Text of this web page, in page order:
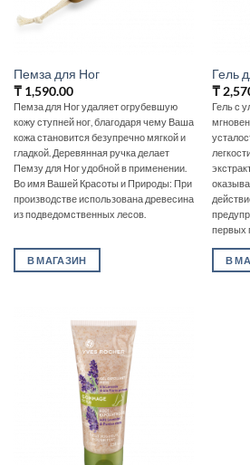
Пемза для Ног
₸1,590.00
Пемза для Ног удаляет огрубевшую
кожу ступней ног, благодаря чему Ваша
кожа становится безупречно мягкой и
гладкой. Деревянная ручка делает
Пемзу для Ног удобной в применении.
Во имя Вашей Красоты и Природы: При
производстве использована древесина
из подведомственных лесов.
В МАГАЗИН
Гель
₸
Гель с
первых
В